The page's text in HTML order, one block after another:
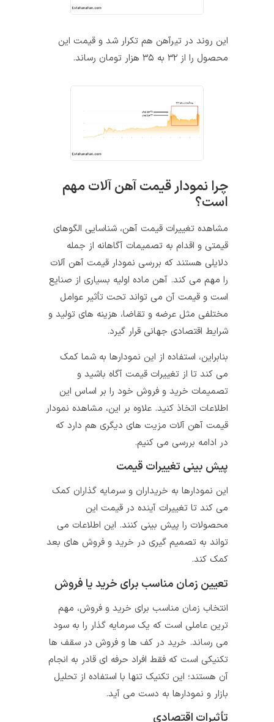
این روند در تیرآهن هم تکرار شد و قیمت این
محصول را از ۳۲ به ۳۵ هزار تومان رساند.
چرا نمودار قیمت آهن آلات مهم
مشاهده تغییرات قیمت آهن، شناسایی الگوهای
قیمتی و اقدام به تصمیمات آگاهانه از جمله
دلایلی هستند که بررسی نمودار قیمت آهن آلات
را مهم می کند. آهن ماده اولیه بسیاری از صنایع
است و قیمت آن می تواند تحت تأثیر عوامل
مختلفی مثل عرضه و تقاضا، هزینه های تولید و
شرایط اقتصادی جهانی قرار گیرد.
بنابراین، استفاده از این نمودارها به شما کمک
می کند تا از تغییرات قیمت آگاه باشید و
تصمیمات خرید و فروش خود را بر اساس این
اطلاعات اتخاذ کنید. علاوه بر این، مشاهده نمودار
قیمت آهن آلات مزیت های دیگری هم دارد که
در ادامه بررسی می کنیم.
پیش ‌بینی تغییرات قیمت
این نمودارها به خریداران و سرمایه ‌گذاران کمک
می‌ کند تا تغییرات آینده در قیمت این
محصولات را پیش‌ بینی کنند. این اطلاعات می‌
تواند به تصمیم ‌گیری‌ در خرید و فروش های بعد
تعیین زمان مناسب برای خرید یا فروش
انتخاب زمان مناسب برای خرید و فروش، مهم
ترین عاملی است که یک سرمایه گذار را به سود
می رساند. خرید در کف ها و فروش در سقف ها
تکنیکی است که فقط افراد حرفه ای قادر به انجام
آن هستند؛ این تکنیک تنها با استفاده از تحلیل
بازار و نمودارها به دست می آید.
تأثیرات اقتصادی